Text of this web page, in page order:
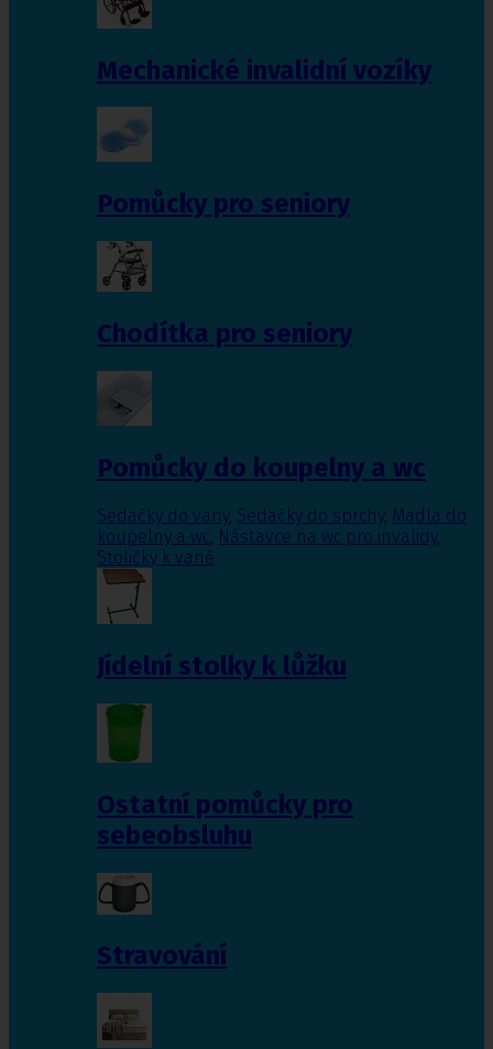
Mechanické invalidní vozíky
Pomůcky pro seniory
Chodítka pro seniory
Pomůcky do koupelny a wc
Sedačky do vany, Sedačky do sprchy, Madla do
koupelny a wc, Nástavce na wc pro invalidy,
Stoličky k vaně
Jídelní stolky k lůžku
Ostatní pomůcky pro
sebeobsluhu
Stravování